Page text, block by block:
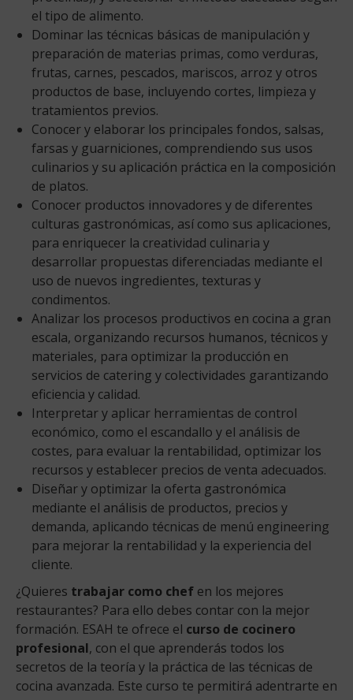
el tipo de alimento.
Dominar las técnicas básicas de manipulación y
preparación de materias primas, como verduras,
frutas, carnes, pescados, mariscos, arroz y otros
productos de base, incluyendo cortes, limpieza y
tratamientos previos.
Conocer y elaborar los principales fondos, salsas,
farsas y guarniciones, comprendiendo sus usos
culinarios y su aplicación práctica en la composición
de platos.
Conocer productos innovadores y de diferentes
culturas gastronómicas, así como sus aplicaciones,
para enriquecer la creatividad culinaria y
desarrollar propuestas diferenciadas mediante el
uso de nuevos ingredientes, texturas y
condimentos.
Analizar los procesos productivos en cocina a gran
escala, organizando recursos humanos, técnicos y
materiales, para optimizar la producción en
servicios de catering y colectividades garantizando
eficiencia y calidad.
Interpretar y aplicar herramientas de control
económico, como el escandallo y el análisis de
costes, para evaluar la rentabilidad, optimizar los
recursos y establecer precios de venta adecuados.
Diseñar y optimizar la oferta gastronómica
mediante el análisis de productos, precios y
demanda, aplicando técnicas de menú engineering
para mejorar la rentabilidad y la experiencia del
cliente.
¿Quieres trabajar como chef en los mejores
restaurantes? Para ello debes contar con la mejor
formación. ESAH te ofrece el curso de cocinero
profesional, con el que aprenderás todos los
secretos de la teoría y la práctica de las técnicas de
cocina avanzada. Este curso te permitirá adentrarte en